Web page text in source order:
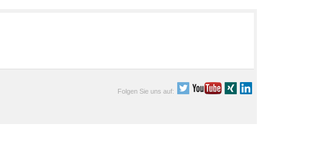
Folgen Sie uns auf: